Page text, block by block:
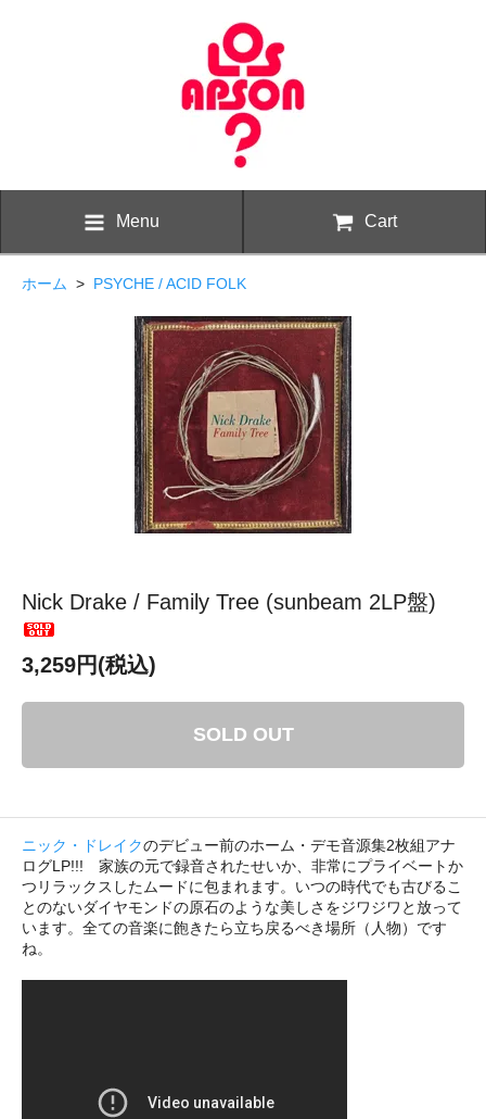
Menu Cart
ホーム > PSYCHE / ACID FOLK
Nick Drake / Family Tree (sunbeam 2LP盤)
3,259円(税込)
SOLD OUT
ニック・ドレイクのデビュー前のホーム・デモ音源集2枚組アナ
ログLP!!! 家族の元で録音されたせいか、非常にプライベートか
つリラックスしたムードに包まれます。いつの時代でも古びるこ
とのないダイヤモンドの原石のような美しさをジワジワと放って
います。全ての音楽に飽きたら立ち戻るべき場所（人物）です
ね。